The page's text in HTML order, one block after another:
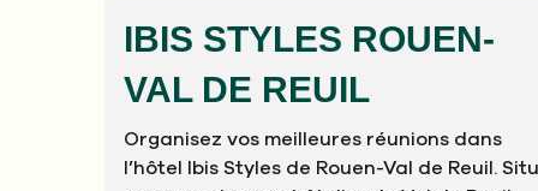
IBIS STYLES ROUEN-
VAL DE REUIL
Organisez vos meilleures réunions dans
l’hôtel Ibis Styles de Rouen-Val de Reuil.